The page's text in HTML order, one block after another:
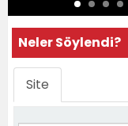
Neler Söylendi?
Site